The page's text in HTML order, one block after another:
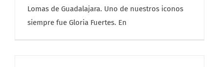
Lomas de Guadalajara. Uno de nuestros iconos
siempre fue Gloria Fuertes. En